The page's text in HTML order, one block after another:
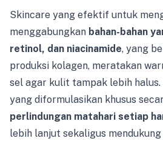
Skincare yang efektif untuk
menggabungkan bahan-bahan
retinol, dan niacinamide, yang
produksi kolagen, meratakan
sel agar kulit tampak lebih
yang diformulasikan khusus
perlindungan matahari setiap
lebih lanjut sekaligus